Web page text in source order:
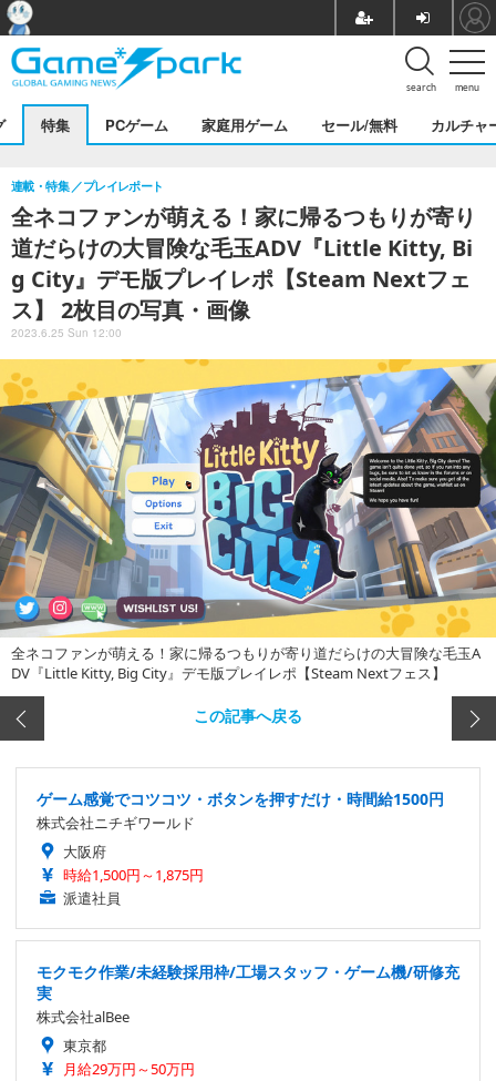
menu
search
特集 PCゲーム 家庭用ゲーム セール/無料 カルチャ
全ネコファンが萌える！家に帰るつもりが寄り
道だらけの大冒険な毛玉ADV『Little Kitty, Bi
g City』デモ版プレイレポ【Steam Nextフェ
ス】 2枚目の写真・画像
連載・特集 プレイレポート
2023.6.25 Sun 12:00
全ネコファンが萌える！家に帰るつもりが寄り道だらけの大冒険な毛玉A
DV『Little Kitty, Big City』デモ版プレイレポ【Steam Nextフェス】
この記事へ戻る
ゲーム感覚でコツコツ・ボタンを押すだけ・時間給1500円
株式会社ニチギワールド
大阪府
時給1,500円～1,875円
派遣社員
モクモク作業/未経験採用枠/工場スタッフ・ゲーム機/研修充
実
株式会社alBee
東京都
月給29万円～50万円